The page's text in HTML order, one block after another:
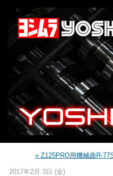
« Z125PRO用機械曲R-
2017年2月 3日 (金)